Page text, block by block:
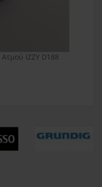
IZZY D188